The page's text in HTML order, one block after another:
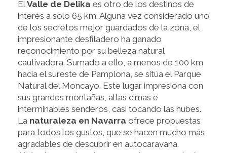
ElValle de Delika es otro de los destinos de
interés a solo 65 km. Alguna vez considerado uno
de los secretos mejor guardados de la zona, el
impresionante desfiladero ha ganado
reconocimiento por su belleza natural
cautivadora. Sumado a ello, a menos de 100 km
hacia el sureste de Pamplona, se sitúa el Parque
Natural del Moncayo. Este lugar impresiona con
sus grandes montañas, altas cimas e
interminables senderos, casi tocando las nubes.
La naturaleza en Navarra ofrece propuestas
para todos los gustos, que se hacen mucho más
agradables de descubrir en autocaravana.